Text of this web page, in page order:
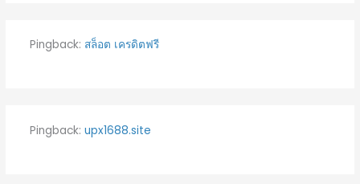
Pingback: สล็อต เครดิตฟรี
Pingback: upx1688.site